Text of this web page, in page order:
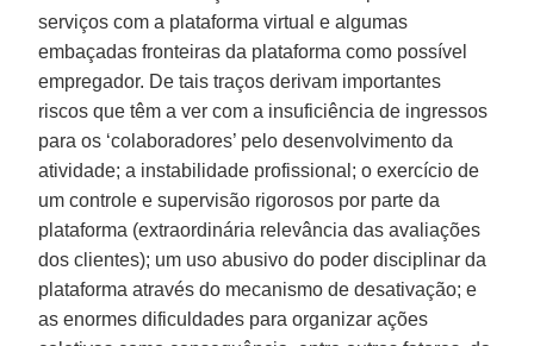
serviços com a plataforma virtual e algumas
embaçadas fronteiras da plataforma como possível
empregador. De tais traços derivam importantes
riscos que têm a ver com a insuficiência de ingressos
para os ‘colaboradores’ pelo desenvolvimento da
atividade; a instabilidade profissional; o exercício de
um controle e supervisão rigorosos por parte da
plataforma (extraordinária relevância das avaliações
dos clientes); um uso abusivo do poder disciplinar da
plataforma através do mecanismo de desativação; e
as enormes dificuldades para organizar ações